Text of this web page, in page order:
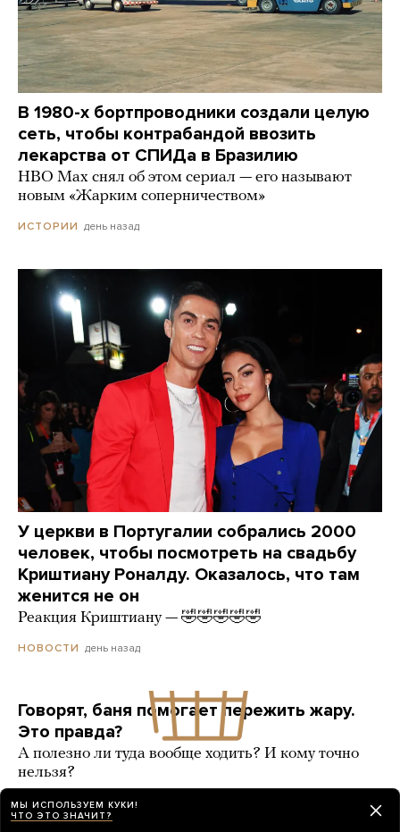
В 1980-х бортпроводники создали целую
сеть, чтобы контрабандой ввозить
лекарства от СПИДа в Бразилию
HBO Max снял об этом сериал — его называют
новым «Жарким соперничеством»
ИСТОРИИ день назад
У церкви в Португалии собрались 2000
человек, чтобы посмотреть на свадьбу
Криштиану Роналду. Оказалось, что там
женится не он
Реакция Криштиану — 🤣🤣🤣🤣🤣
НОВОСТИ день назад
Говорят, баня помогает пережить жару.
Это правда?
А полезно ли туда вообще ходить? И кому точно
нельзя?
РАЗБОР 9 карточек
МЫ ИСПОЛЬЗУЕМ КУКИ!
ЧТО ЭТО ЗНАЧИТ?